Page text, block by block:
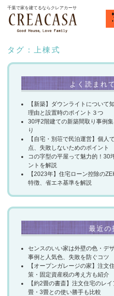
千葉で家を建てるならクレアカーサ
ホーム
タグ：上棟式
よく読まれ
【新築】ダウンライトについて
理由と設置時のポイント３つ
30坪2階建ての新築間取り事例
り
【自宅・別荘で民泊運営】個人
点、失敗しないためのポイント
コの字型の平屋って魅力的！30
ントを解説​
【2023年】住宅ローン控除の
特徴、省エネ基準を解説
最近の
センスのいい家は外壁の色・デ
事例と人気色、失敗を防ぐコツ
【オープンガレージの家】注文
策・固定資産税の考え方も紹介
【約2畳の書斎】注文住宅のレ
畳・3畳との使い勝手も比較